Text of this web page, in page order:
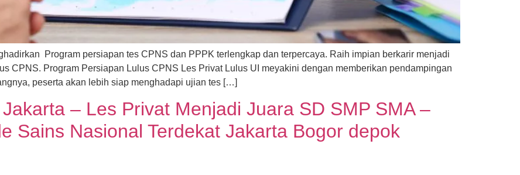
Program persiapan tes CPNS dan PPPK terlengkap dan terpercaya. Raih impian berkarir menjadi
CPNS. Program Persiapan Lulus CPNS Les Privat Lulus UI meyakini dengan memberikan pendampingan
peserta akan lebih siap menghadapi ujian tes […]
– Les Privat Menjadi Juara SD SMP SMA –
Sains Nasional Terdekat Jakarta Bogor depok